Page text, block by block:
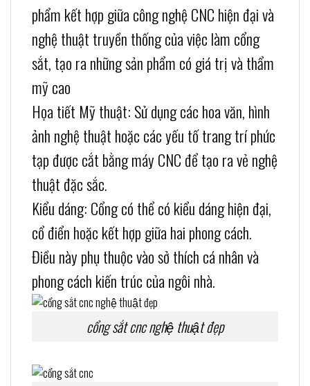
phẩm kết hợp giữa công nghệ CNC hiện đại và
nghệ thuật truyền thống của việc làm cổng
sắt, tạo ra những sản phẩm có giá trị và thẩm
mỹ cao
Họa tiết Mỹ thuật: Sử dụng các hoa văn, hình
ảnh nghệ thuật hoặc các yếu tố trang trí phức
tạp được cắt bằng máy CNC để tạo ra vẻ nghệ
thuật đặc sắc.
Kiểu dáng: Cổng có thể có kiểu dáng hiện đại,
cổ điển hoặc kết hợp giữa hai phong cách.
Điều này phụ thuộc vào sở thích cá nhân và
phong cách kiến trúc của ngôi nhà.
cổng sắt cnc nghệ thuật đẹp